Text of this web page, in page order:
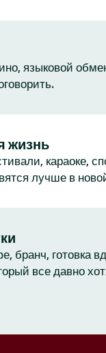
языковой
жизнь
караоке,
лучше в
бранч, готовка
все давно